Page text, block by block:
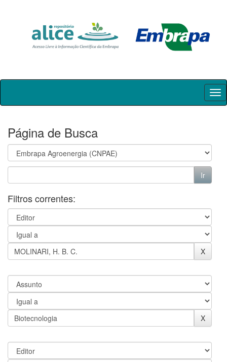
Skip
Página de Busca
Filtros correntes: